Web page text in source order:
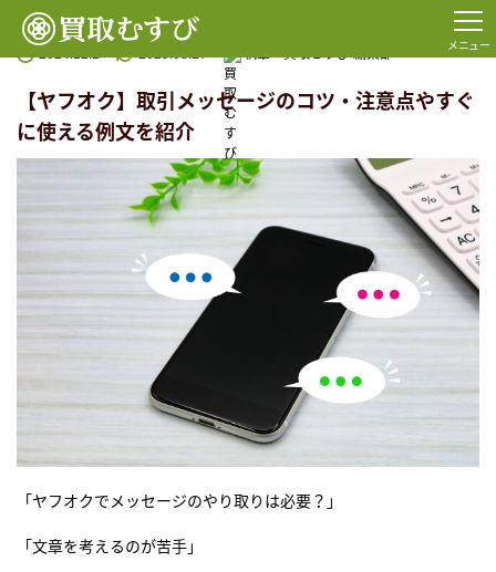
メニュー
TOP コラム一覧 【ヤフオク】取引メッセージのコツ・注意点やすぐに使える例文を紹
2024.12.2 2025.08.17 執筆：買取むすび 編集部
【ヤフオク】取引メッセージのコツ・注意点やすぐ
に使える例文を紹介
「ヤフオクでメッセージのやり取りは必要？」
「文章を考えるのが苦手」